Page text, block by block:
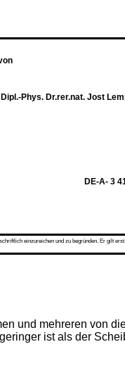
Phys. Dr.rer.nat. Jost
DE-A- 3
einzureichen und zu begründen. Er gilt
und mehreren von
ist als der